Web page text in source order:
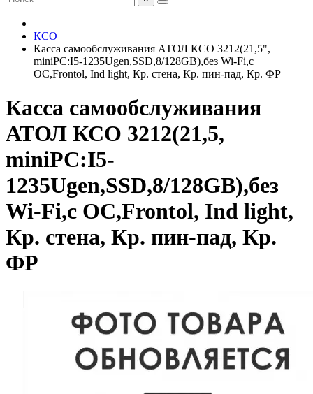
КСО
Касса самообслуживания АТОЛ КСО 3212(21,5",
miniPC:I5-1235Ugen,SSD,8/128GB),без Wi-Fi,с
ОС,Frontol, Ind light, Кр. стена, Кр. пин-пад, Кр. ФР
Касса самообслуживания
АТОЛ КСО 3212(21,5,
miniPC:I5-
1235Ugen,SSD,8/128GB),без
Wi-Fi,с ОС,Frontol, Ind light,
Кр. стена, Кр. пин-пад, Кр.
ФР